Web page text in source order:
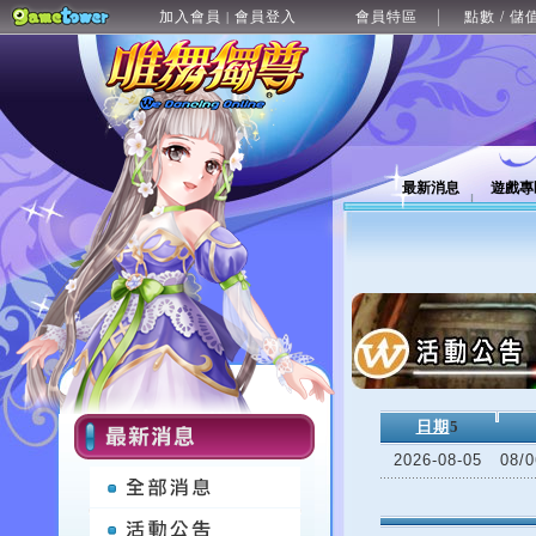
加入會員 | 會員登入 會員特區 點數 / 儲
最新消息 遊戲
日期 5
2026-08-05
08/